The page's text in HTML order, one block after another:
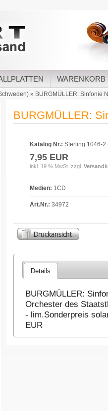
WARENKORB
» BURGMÜLLER: Sinfonie
BURGMÜLLER:
Katalog Nr.: Sterling 1046-2
7,95 EUR
inkl. 19 % MwSt. zzgl.
Medien: 1CD
Art.Nr.: 34972
Details
BURGMÜLLER:
Orchester des
- lim.Sonderpreis
EUR